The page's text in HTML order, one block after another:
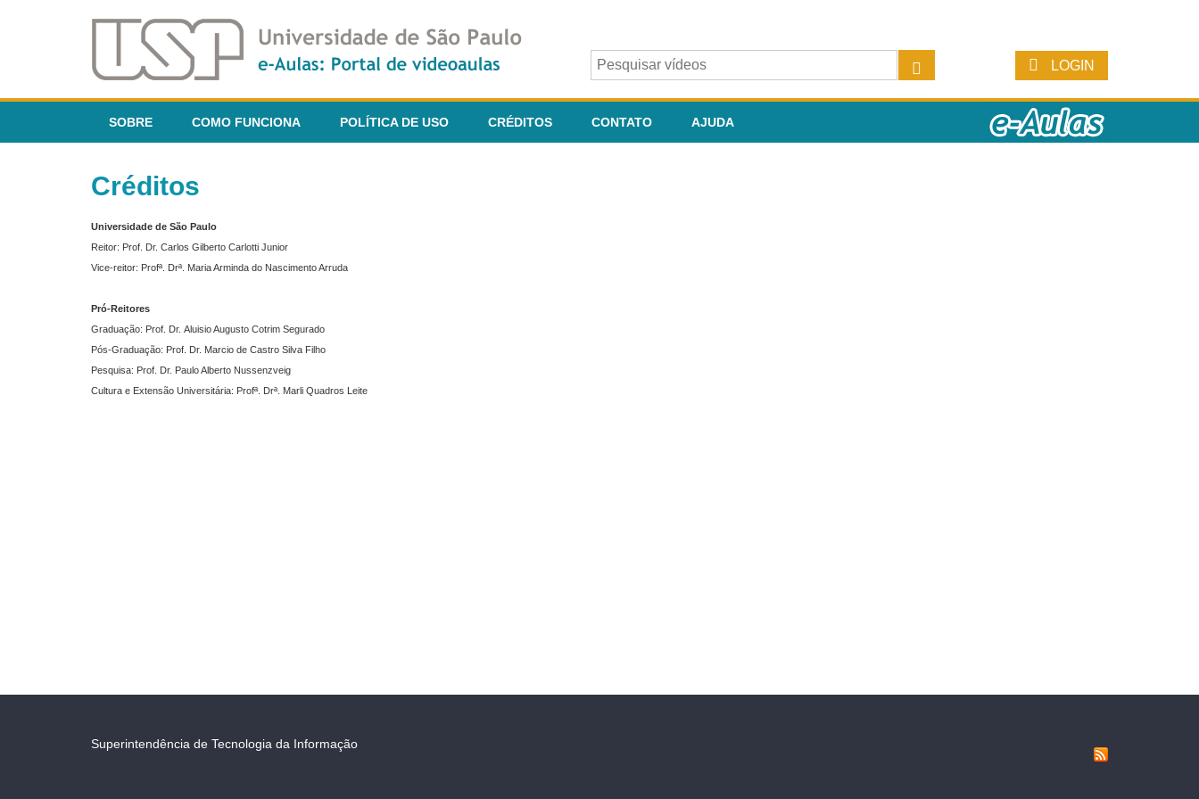
LOGIN
SOBRE COMO FUNCIONA POLÍTICA DE USO CRÉDITOS CONTATO AJUDA
Créditos
Universidade de São Paulo
Reitor: Prof. Dr. Carlos Gilberto Carlotti Junior
Vice-reitor: Profª. Drª. Maria Arminda do Nascimento Arruda
Pró-Reitores
Graduação: Prof. Dr. Aluisio Augusto Cotrim Segurado
Pós-Graduação: Prof. Dr. Marcio de Castro Silva Filho
Pesquisa: Prof. Dr. Paulo Alberto Nussenzveig
Cultura e Extensão Universitária: Profª. Drª. Marli Quadros Leite
Superintendência de Tecnologia da Informação